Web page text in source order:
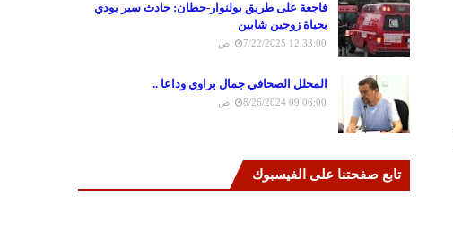
فاجعة على طريق بولنوار-حطان: حادث سير يودي
بحياة زوجين شابين
7/22/2025 12:33:00 ص
المحلل الصحافي جمال براوي وداعا ..
8/26/2024 09:06:00 ص
تابع صفحتنا على الفيسبوك